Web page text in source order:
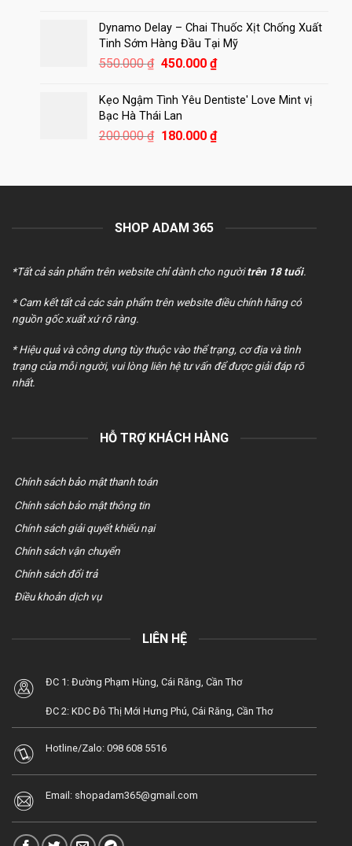
là:
250.000 ₫.
tại
là:
180.000 ₫.
Dynamo Delay – Chai Thuốc Xịt Chống Xuất
Tinh Sớm Hàng Đầu Tại Mỹ
550.000₫ Giá
là:
550.000 ₫.
450.000 ₫Giá
tại
450.000 ₫.
Kẹo Ngậm Tình Yêu Dentiste' Love Mint vị
Bạc Hà Thái Lan
200.000₫ Giá
200.000 ₫.
180.000 ₫Giá
là:
SHOP ADAM 365
*Tất cả sản phẩm trên website chỉ dành cho ngườitrên 18 tuổi.
* Cam kết tất cả các sản phẩm trên website điều chính hãng có
nguồn gốc xuất xứ rõ ràng.
* Hiệu quả và công dụng tùy thuộc vào thể trạng, cơ địa và tình
trạng của mỗi người, vui lòng liên hệ tư vấn để được giải đáp rõ
nhất.
HỖ TRỢ KHÁCH HÀNG
Chính sách bảo mật thanh toán
Chính sách bảo mật thông tin
Chính sách giải quyết khiếu nại
Chính sách vận chuyển
Chính sách đổi trả
Điều khoản dịch vụ
LIÊN HỆ
ĐC 1: Đường Phạm Hùng, Cái Răng, Cần Thơ
ĐC 2: KDC Đô Thị Mới Hưng Phú, Cái Răng, Cần Thơ
Hotline/Zalo: 098 608 5516
Email: shopadam365@gmail.com